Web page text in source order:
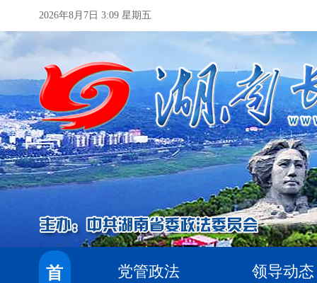
2026年8月7日 3:09 星期五
首
党管政法
领导动态